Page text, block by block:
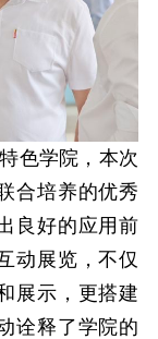
色学院，本次
合培养的优秀
良好的应用前
动展览，不仅
展示，更搭建
诠释了学院的